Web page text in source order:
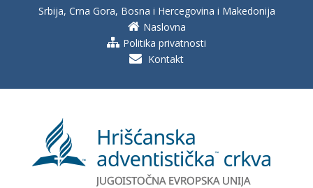
Srbija, Crna Gora, Bosna i Hercegovina i Makedonija
Naslovna
Politika privatnosti
Kontakt